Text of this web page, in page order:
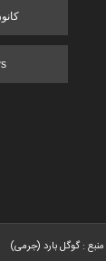
منبع :گوگل بارد (جرمی)